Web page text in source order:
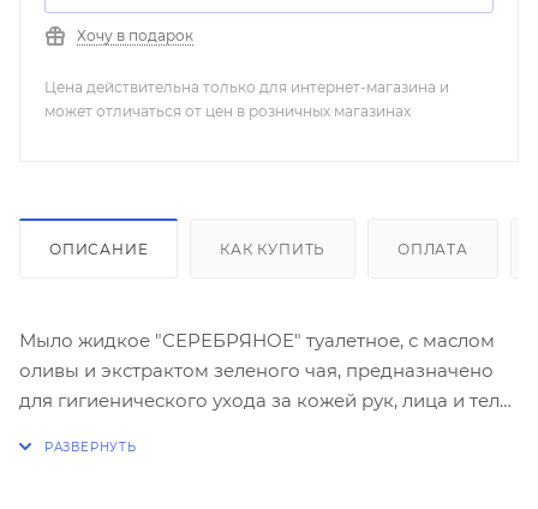
Хочу в подарок
Цена действительна только для интернет-магазина и
может отличаться от цен в розничных магазинах
ОПИСАНИЕ КАК КУПИТЬ ОПЛАТА
Мыло жидкое "СЕРЕБРЯНОЕ" туалетное, с маслом
оливы и экстрактом зеленого чая, предназначено
для гигиенического ухода за кожей рук, лица и тела.